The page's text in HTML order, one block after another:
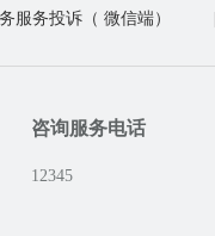
服务投诉（ 微信端）
咨询服务电话
12345